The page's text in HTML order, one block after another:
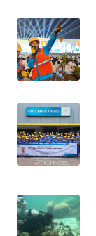
WN
DANAU
TOBA
WN
NIAS
WN
WN
TAPANULI